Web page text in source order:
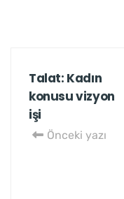
Talat: Kadın
konusu vizyon
işi
Önceki yazı